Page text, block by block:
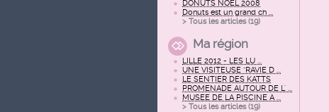
DONUTS NOËL 2008
Donuts est un grand ch ...
> Tous les articles (19)
Ma région
LILLE 2012 - LES LU ...
UNE VISITEUSE "RAVIE D ...
LE SENTIER DES KATTS
PROMENADE AUTOUR DE L' ...
MUSEE DE LA PISCINE A ...
> Tous les articles (19)